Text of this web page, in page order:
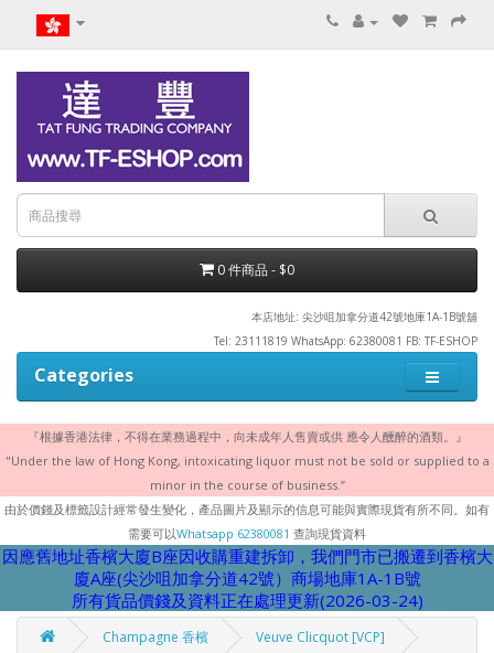
0 件商品 - $0
本店地址: 尖沙咀加拿分道42號地庫1A-1B號舖
Tel: 23111819 WhatsApp: 62380081 FB: TF-ESHOP
Categories
『根據香港法律，不得在業務過程中，向未成年人售賣或供 應令人醺醉的酒類。』
"Under the law of Hong Kong, intoxicating liquor must not be sold or supplied to a
minor in the course of business.”
由於價錢及標籤設計經常發生變化，產品圖片及顯示的信息可能與實際現貨有所不同。如有
需要可以Whatsapp 62380081 查詢現貨資料
因應舊地址香檳大廈B座因收購重建拆卸，我們門市已搬遷到香檳大
廈A座(尖沙咀加拿分道42號）商場地庫1A-1B號
所有貨品價錢及資料正在處理更新(2026-03-24)
Champagne 香檳 Veuve Clicquot [VCP]